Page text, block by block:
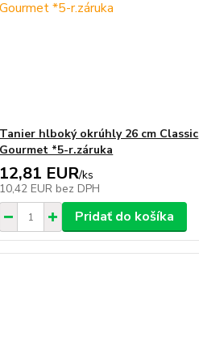
Tanier hlboký okrúhly 26 cm Classic
Gourmet *5-r.záruka
12,81 EUR/ks
10,42 EUR bez DPH
Pridať do košíka